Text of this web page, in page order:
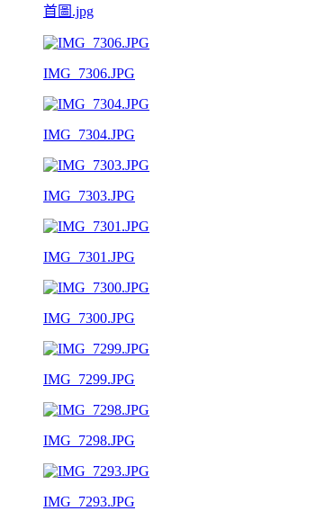
首圖.jpg
IMG_7306.JPG
IMG_7304.JPG
IMG_7303.JPG
IMG_7301.JPG
IMG_7300.JPG
IMG_7299.JPG
IMG_7298.JPG
IMG_7293.JPG